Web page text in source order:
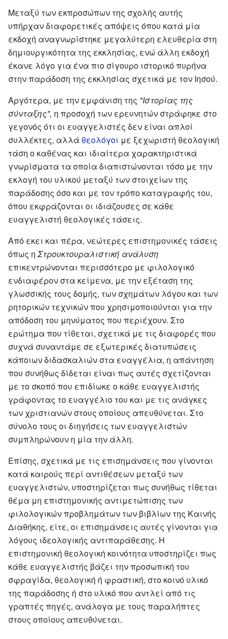
Μεταξύ των εκπροσώπων της σχολής αυτής
υπήρχαν διαφορετικές απόψεις όπου κατά μία
εκδοχή αναγνωρίστηκε μεγαλύτερη ελευθερία στη
δημιουργικότητα της εκκλησίας, ενώ άλλη εκδοχή
έκανε λόγο για ένα πιο σίγουρο ιστορικό πυρήνα
στην παράδοση της εκκλησίας σχετικά με τον Ιησού.
Αργότερα, με την εμφάνιση της "Ιστορίας της
σύνταξης", η προσοχή των ερευνητών στράφηκε στο
γεγονός ότι οι ευαγγελιστές δεν είναι απλοί
συλλέκτες, αλλά θεολόγοι με ξεχωριστή θεολογική
τάση ο καθένας και ιδιαίτερα χαρακτηριστικά
γνωρίσματα τα οποία διαπιστώνονται τόσο με την
εκλογή του υλικού μεταξύ των στοιχείων της
παράδοσης όσο και με τον τρόπο καταγραφής του,
όπου εκφράζονται οι ιδιάζουσες σε κάθε
ευαγγελιστή θεολογικές τάσεις.
Από εκει και πέρα, νεώτερες επιστημονικές τάσεις
όπως η Στρουκτουραλιστική ανάλυση
επικεντρώνονται περισσότερο με φιλολογικό
ενδιαφέρον στα κείμενα, με την εξέταση της
γλωσσικής τους δομής, των σχημάτων λόγου και των
ρητορικών τεχνικών που χρησιμοποιούνται για την
απόδοση του μηνύματος που περιέχουν. Στο
ερώτημα που τίθεται, σχετικά με τις διαφορές που
συχνά συναντάμε σε εξωτερικές διατυπώσεις
κάποιων διδασκαλιών στα ευαγγέλια, η απάντηση
που συνήθως δίδεται είναι πως αυτές σχετίζονται
με το σκοπό που επιδίωκε ο κάθε ευαγγελιστής
γράφοντας το ευαγγέλιο του και με τις ανάγκες
των χριστιανών στους οποίους απευθύνεται. Στο
σύνολο τους οι διηγήσεις των ευαγγελιστών
συμπληρώνουν η μία την άλλη.
Επίσης, σχετικά με τις επισημάνσεις που γίνονται
κατά καιρούς περί αντιθέσεων μεταξύ των
ευαγγελιστών, υποστηρίζεται πως συνήθως τίθεται
θέμα μη επιστημονικής αντιμετώπισης των
φιλολογικών προβλημάτων των βιβλίων της Καινής
Διαθήκης, είτε, οι επισημάνσεις αυτές γίνονται για
λόγους ιδεολογικής αντιπαράθεσης. Η
επιστημονική θεολογική κοινότητα υποστηρίζει πως
κάθε ευαγγελιστής βάζει την προσωπική του
σφραγίδα, θεολογική ή φραστική, στο κοινό υλικό
της παράδοσης ή στο υλικό που αντλεί από τις
γραπτές πηγές, ανάλογα με τους παραλήπτες
στους οποίους απευθύνεται.